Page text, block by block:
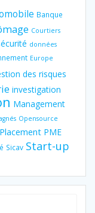
Banque
Courtiers
données
Europe
des risques
investigation
Management
Opensource
Placement PME
Sicav Start-up